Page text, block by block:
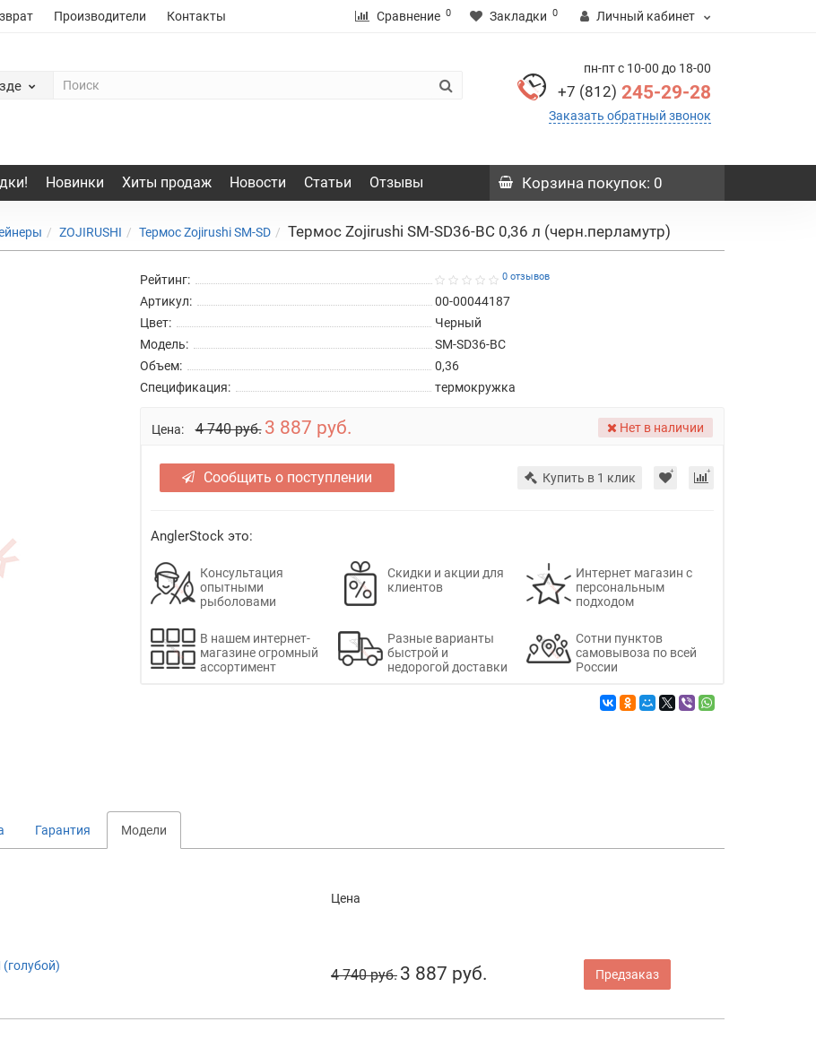
Производители Контакты Сравнение 0 Закладки 0 Личный кабинет
пн-пт с 10-00 до 18-00
+7 (812) 245-29-28
Заказать обратный звонок
Новинки Хиты продаж Новости Статьи Отзывы Корзина покупок: 0
ZOJIRUSHI Термос Zojirushi SM-SD Термос Zojirushi SM-SD36-BC 0,36 л (черн.перламутр)
Рейтинг: 0 отзывов
Артикул:
00-00044187
Цвет:
Черный
Модель:
SM-SD36-BC
Объем:
0,36
Спецификация:
термокружка
Цена: 4 740 руб. 3 887 руб. Нет в наличии
Сообщить о поступлении Купить в 1 клик
AnglerStock это:
Консультация
опытными
рыболовами
Скидки и акции для
клиентов
Интернет магазин с
персональным
подходом
В нашем интернет-
магазине огромный
ассортимент
Разные варианты
быстрой и
недорогой доставки
Сотни пунктов
самовывоза по всей
России
Гарантия Модели
Цена
(голубой)
4 740 руб. 3 887 руб. Предзаказ